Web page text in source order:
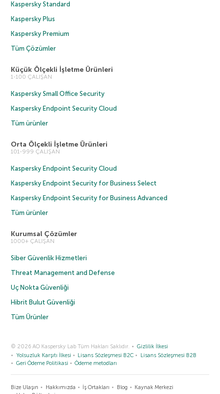
Kaspersky Standard
Kaspersky Plus
Kaspersky Premium
Tüm Çözümler
Küçük Ölçekli İşletme Ürünleri
1-100 ÇALIŞAN
Kaspersky Small Office Security
Kaspersky Endpoint Security Cloud
Tüm ürünler
Orta Ölçekli İşletme Ürünleri
101-999 ÇALIŞAN
Kaspersky Endpoint Security Cloud
Kaspersky Endpoint Security for Business Select
Kaspersky Endpoint Security for Business Advanced
Tüm ürünler
Kurumsal Çözümler
1000+ ÇALIŞAN
Siber Güvenlik Hizmetleri
Threat Management and Defense
Uç Nokta Güvenliği
Hibrit Bulut Güvenliği
Tüm Ürünler
© 2026 AO Kaspersky Lab Tüm Hakları Saklıdır.
Gizlilik İlkesi
Yolsuzluk Karşıtı İlkesi
Lisans Sözleşmesi B2C
Lisans Sözleşmesi B2B
Geri Ödeme Politikasi
Ödeme metodları
Bize Ulaşın Hakkımızda İş Ortakları Blog
Kaynak Merkezi